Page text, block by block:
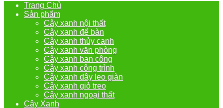
Trang Chủ
Sản phẩm
Cây xanh nội thất
Cây xanh để bàn
Cây xanh thủy canh
Cây xanh văn phòng
Cây xanh ban công
Cây xanh công trình
Cây xanh dây leo giàn
Cây xanh giỏ treo
Cây xanh ngoại thất
Cây Xanh